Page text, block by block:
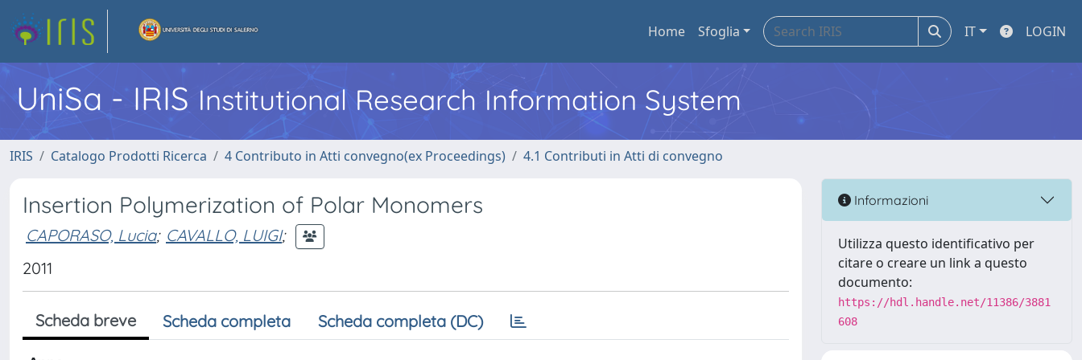
Home Sfoglia IT LOGIN
UniSa - IRIS Institutional Research Information System
IRIS Catalogo Prodotti Ricerca 4 Contributo in Atti convegno(ex Proceedings) 4.1 Contributi in Atti di convegno
Insertion Polymerization of Polar Monomers
CAPORASO, Lucia; CAVALLO, LUIGI;
2011
Scheda breve Scheda completa Scheda completa (DC)
Informazioni
Utilizza questo identificativo per
citare o creare un link a questo
documento:
https://hdl.handle.net/11386/3881
608